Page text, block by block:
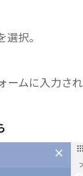
選択。
ームに入力さ